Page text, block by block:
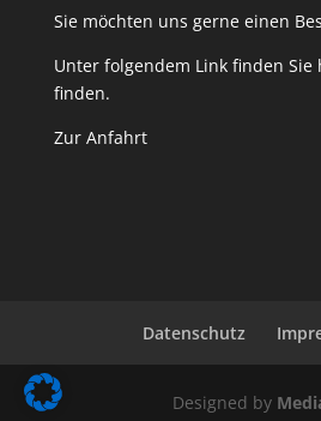
Sie möchten uns gerne einen
Unter folgendem Link finden Sie
finden.
Zur Anfahrt
Datenschutz
Designed by